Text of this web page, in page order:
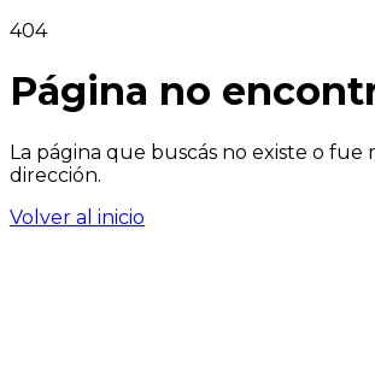
404
Página no
La página que buscás no existe o fue
dirección.
Volver al inicio